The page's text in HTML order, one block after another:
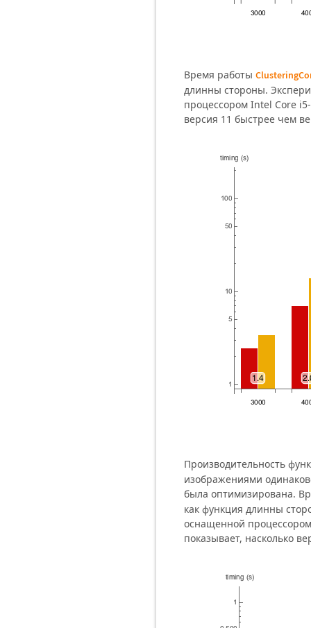
Время работы
длинны стороны.
процессором Intel Core
версия 11 быстрее чем
Производительность
изображениями
была оптимизирована.
как функция длинны
оснащенной
показывает, насколько